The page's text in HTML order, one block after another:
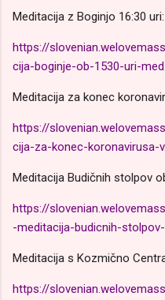
Meditacija z Boginjo 16:30 uri:
https://
cija-boginje-ob-1530-uri-
Meditacija za konec
https://
cija-za-konec-koronavirusa-
Meditacija Budičnih stolpov
https://
-meditacija-budicnih-
Meditacija s Kozmično
https://